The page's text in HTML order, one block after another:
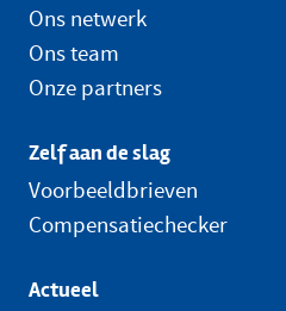
Ons netwerk
Ons team
Onze partners
Zelf aan de slag
Voorbeeldbrieven
Compensatiechecker
Actueel